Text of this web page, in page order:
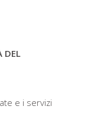
DEL
e i servizi